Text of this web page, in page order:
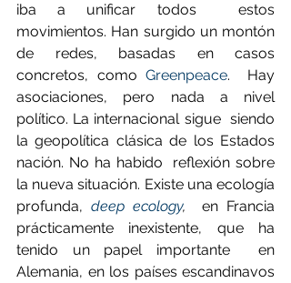
iba a unificar todos  estos
movimientos. Han surgido un montón
de redes, basadas en casos
concretos, como Greenpeace.  Hay
asociaciones, pero nada a nivel
político. La internacional sigue  siendo
la geopolítica clásica de los Estados
nación. No ha habido  reflexión sobre
la nueva situación. Existe una ecología
profunda, deep ecology,
  en Francia
prácticamente inexistente, que ha
tenido un papel importante  en
Alemania, en los países escandinavos